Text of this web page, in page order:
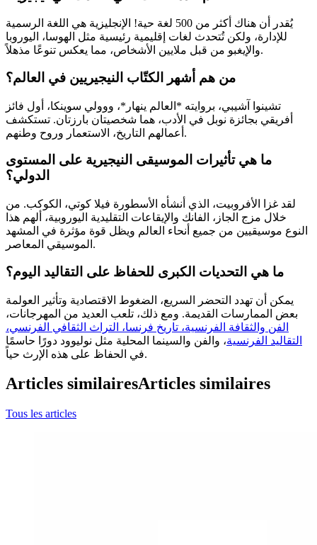
يُقدر أن هناك أكثر من 500 لغة حية! الإنجليزية هي اللغة الرسمية
للإدارة، ولكن تُتحدث لغات إقليمية رئيسية مثل الهوسا، اليوروبا
والإيغبو من قبل ملايين الأشخاص، مما يعكس تنوعًا مذهلاً.
من هم أشهر الكتّاب النيجيريين في العالم؟
تشينوا آشيبي، بروايته *العالم ينهار*، ووولي سوينكا، أول فائز
أفريقي بجائزة نوبل في الأدب، هما شخصيتان بارزتان. تستكشف
أعمالهم التاريخ، الاستعمار وروح وطنهم.
ما هي تأثيرات الموسيقى النيجيرية على المستوى
الدولي؟
لقد غزا الأفروبيت، الذي أنشأه الأسطورة فيلا كوتي، الكوكب. من
خلال مزج الجاز، الفانك والإيقاعات التقليدية اليوروبية، ألهم هذا
النوع موسيقيين من جميع أنحاء العالم ويظل قوة مؤثرة في المشهد
الموسيقي المعاصر.
ما هي التحديات الكبرى للحفاظ على التقاليد اليوم؟
يمكن أن تهدد التحضر السريع، الضغوط الاقتصادية وتأثير العولمة
بعض الممارسات القديمة. ومع ذلك، تلعب العديد من المهرجانات،
الفن والثقافة الفرنسية، تاريخ فرنسا، التراث الثقافي الفرنسي،
التقاليد الفرنسية، والفن والسينما المحلية مثل نوليوود دورًا حاسمًا
في الحفاظ على هذه الإرث حياً.
Articles similairesArticles similaires
Tous les articles